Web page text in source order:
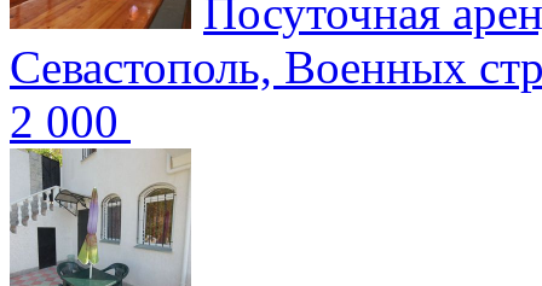
Посуточная
Севастополь, Военных
2 000